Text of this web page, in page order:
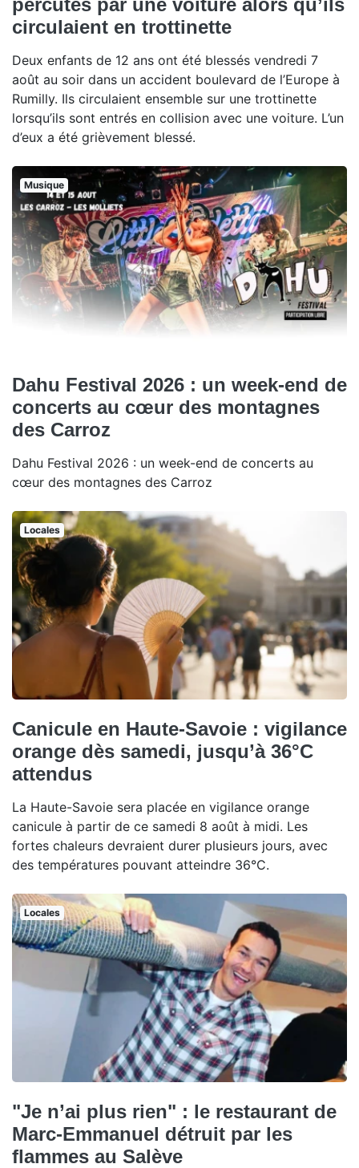
percutés par une voiture alors qu’ils
circulaient en trottinette
Deux enfants de 12 ans ont été blessés vendredi 7
août au soir dans un accident boulevard de l’Europe à
Rumilly. Ils circulaient ensemble sur une trottinette
lorsqu’ils sont entrés en collision avec une voiture. L’un
d’eux a été grièvement blessé.
Musique
Dahu Festival 2026 : un week-end de
concerts au cœur des montagnes
des Carroz
Dahu Festival 2026 : un week-end de concerts au
cœur des montagnes des Carroz
Locales
Canicule en Haute-Savoie : vigilance
orange dès samedi, jusqu’à 36°C
attendus
La Haute-Savoie sera placée en vigilance orange
canicule à partir de ce samedi 8 août à midi. Les
fortes chaleurs devraient durer plusieurs jours, avec
des températures pouvant atteindre 36°C.
Locales
"Je n’ai plus rien" : le restaurant de
Marc-Emmanuel détruit par les
flammes au Salève